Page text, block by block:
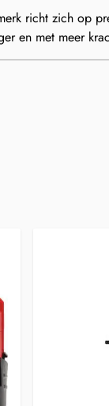
richt zich op
en met meer